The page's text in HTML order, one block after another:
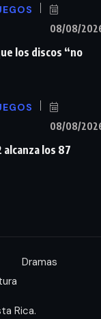
08/08/
los discos “no
08/08/
los 87
Dramas
Rica.